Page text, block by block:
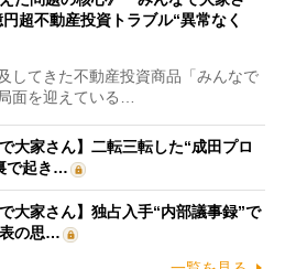
超不動産投資トラブル“異常なく
してきた不動産投資商品「みんなで
面を迎えている…
大家さん】二転三転した“成田プロ
で起き…
大家さん】独占入手“内部議事録”で
の思…